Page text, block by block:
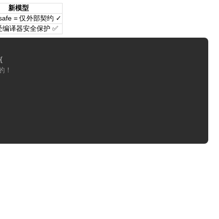
新模型
= 仅外部契约 ✓
编译器安全保护 ✅
{
！